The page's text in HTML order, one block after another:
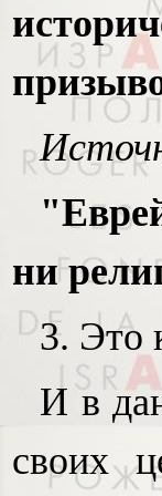
ни
3. Это
И в
своих